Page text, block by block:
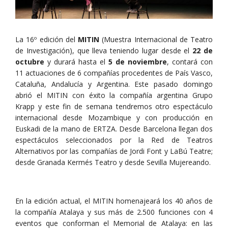
La 16º edición del MITIN (Muestra Internacional de Teatro
de Investigación), que lleva teniendo lugar desde el 22 de
octubre y durará hasta el 5 de noviembre, contará con
11 actuaciones de 6 compañías procedentes de País Vasco,
Cataluña, Andalucía y Argentina. Este pasado domingo
abrió el MITIN con éxito la compañía argentina Grupo
Krapp y este fin de semana tendremos otro espectáculo
internacional desde Mozambique y con producción en
Euskadi de la mano de ERTZA. Desde Barcelona llegan dos
espectáculos seleccionados por la Red de Teatros
Alternativos por las compañías de Jordi Font y LaBú Teatre;
desde Granada Kermés Teatro y desde Sevilla Mujereando.
En la edición actual, el MITIN homenajeará los 40 años de
la compañía Atalaya y sus más de 2.500 funciones con 4
eventos que conforman el Memorial de Atalaya: en las